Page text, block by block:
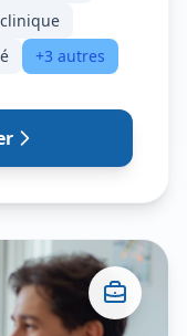
santé d'une
projets de
des soins
Surveiller
et assurer la
les
Ce
+3 autres